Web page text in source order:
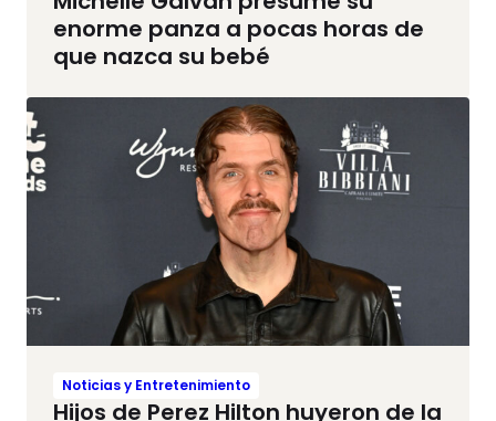
enorme panza a pocas horas de
que nazca su bebé
Noticias y Entretenimiento
Hijos de Perez Hilton huyeron de la